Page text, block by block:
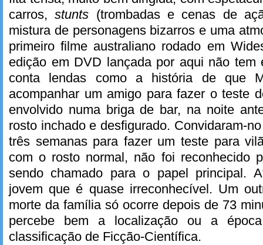
carros,stunts (trombadas e cenas de
mistura de personagens bizarros e uma
primeiro filme australiano rodado em
edição em DVD lançada por aqui não tem
conta lendas como a história de que
acompanhar um amigo para fazer o teste
envolvido numa briga de bar, na noite
rosto inchado e desfigurado. Convidaram-
três semanas para fazer um teste para
com o rosto normal, não foi reconhecido
sendo chamado para o papel principal.
jovem que é quase irreconhecível. Um
morte da família só ocorre depois de 73
percebe bem a localização ou a
classificação de Ficção-Científica.